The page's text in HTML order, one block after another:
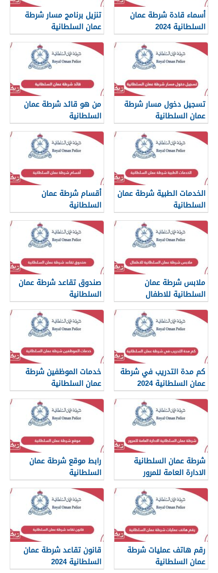
أسماء قادة شرطة عمان
السلطانية 2024
تنزيل برنامج مسار شرطة
عمان السلطانية
تسجيل دخول مسار شرطة
عمان السلطانية
من هو قائد شرطة عمان
السلطانية
الخدمات الطبية شرطة عمان
السلطانية
أقسام شرطة عمان
السلطانية
ملابس شرطة عمان
السلطانية للاطفال
صندوق تقاعد شرطة عمان
السلطانية
كم مدة التدريب في شرطة
عمان السلطانية 2024
خدمات الموظفين شرطة
عمان السلطانية
شرطة عمان السلطانية
الادارة العامة للمرور
رابط موقع شرطة عمان
السلطانية
www.rop.gov.om
رقم هاتف عمليات شرطة
عمان السلطانية
قانون تقاعد شرطة عمان
السلطانية 2024